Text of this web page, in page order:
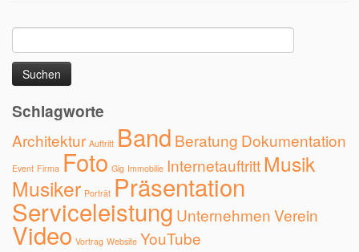
nach:
Schlagworte
Architektur Auftritt Band Beratung Dokumentation
Event Firma Foto Gig Immobilie InternetauftrittMusik
Musiker Porträt Präsentation
Serviceleistung UnternehmenVerein
Video Vortrag Website YouTube